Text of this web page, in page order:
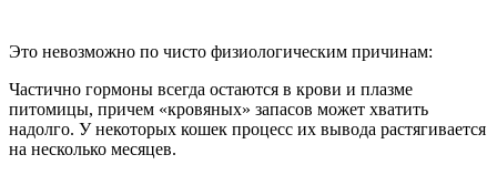
Это невозможно по чисто физиологическим причинам:
Частично гормоны всегда остаются в крови и плазме
питомицы, причем «кровяных» запасов может хватить
надолго. У некоторых кошек процесс их вывода растягивается
на несколько месяцев.